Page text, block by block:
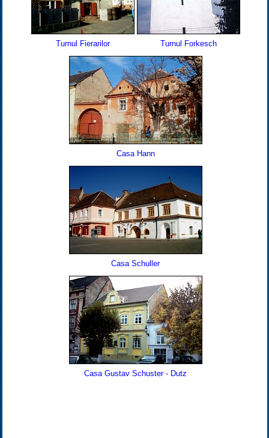
Turnul Fierarilor Turnul Forkesch
Casa Hann
Casa Schuller
Casa Gustav Schuster - Dutz